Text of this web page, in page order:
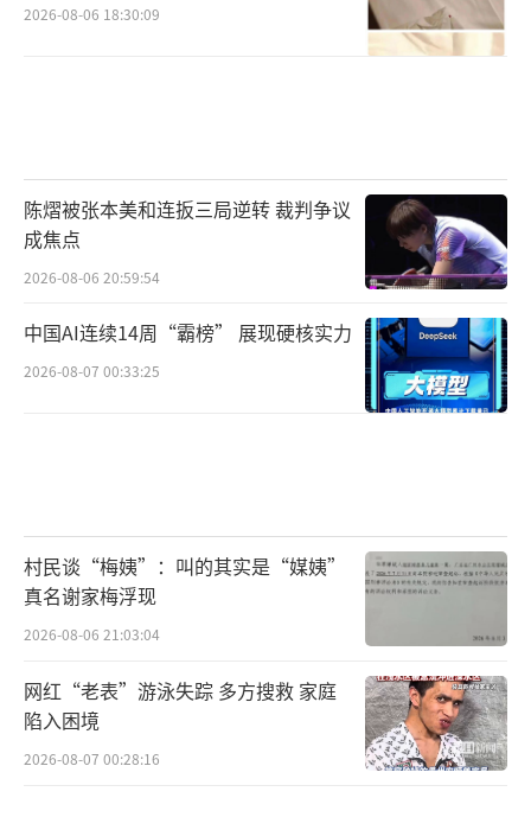
2026-08-06 18:30:09
陈熠被张本美和连扳三局逆转 裁判争议
成焦点
2026-08-06 20:59:54
中国AI连续14周“霸榜” 展现硬核实力
2026-08-07 00:33:25
村民谈“梅姨”：叫的其实是“媒姨”
真名谢家梅浮现
2026-08-06 21:03:04
网红“老表”游泳失踪 多方搜救 家庭
陷入困境
2026-08-07 00:28:16